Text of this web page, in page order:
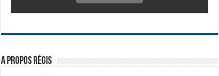
A propos Régis